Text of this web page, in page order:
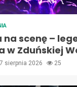
na scenę –
w Zduńskiej
7 sierpnia 2026 25